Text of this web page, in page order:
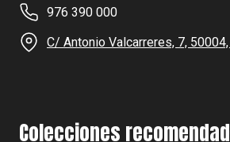
976 390 000
C/ Antonio Valcarreres, 7,
Colecciones